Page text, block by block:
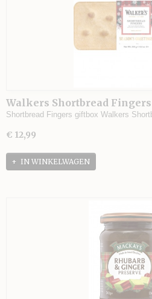
Walkers Shortbread
Shortbread Fingers giftbox Walkers
€ 12,99
IN WINKELWAGEN